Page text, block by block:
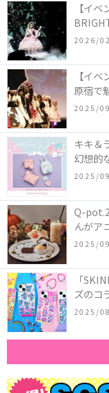
【イ
2026/
【イ
原宿で
2025/
キキ＆
幻想的
ツイン
2025/
Q-
んがア
ーキア
「か
2025/
「
ズのコ
作コレ
2025/